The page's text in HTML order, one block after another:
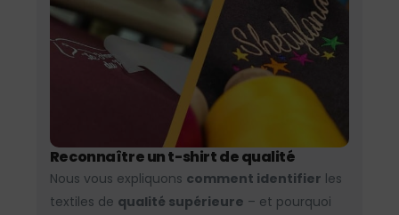
Reconnaître un t-shirt de qualité
Nous vous expliquons comment identifier les
textiles de qualité supérieure – et pourquoi